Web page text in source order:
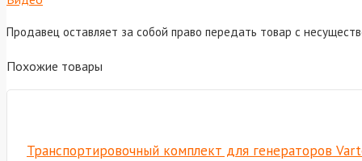
Продавец оставляет за собой право передать товар с
Похожие товары
Транспортировочный комплект для генераторов